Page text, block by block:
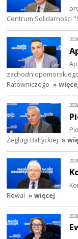
Centrum Solidarności
Ratowniczego »
Żeglugi Bałtyckiej »
Rewal » więcej